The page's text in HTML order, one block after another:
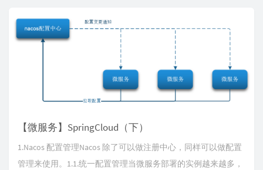
【微服务】SpringCloud（下）
1.Nacos 配置管理Nacos 除了可以做注册中心，同样可以做配置
管理来使用。1.1.统一配置管理当微服务部署的实例越来越多，